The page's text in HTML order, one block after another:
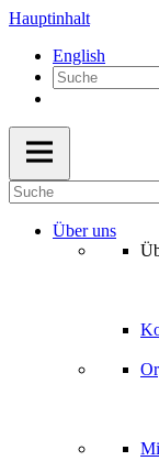
Hauptinhalt
English
Über uns